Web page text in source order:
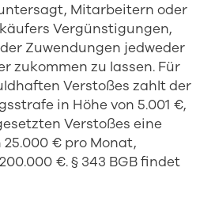
Mitarbeitern oder
Vergünstigungen,
Zuwendungen jedweder
zukommen zu lassen. Für
Verstoßes zahlt der
in Höhe von 5.001 €,
Verstoßes eine
25.000 € pro Monat,
€. § 343 BGB findet